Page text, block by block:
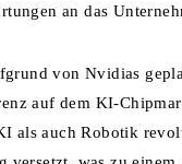
an das
von Nvidias
auf dem KI-
als auch Robotik